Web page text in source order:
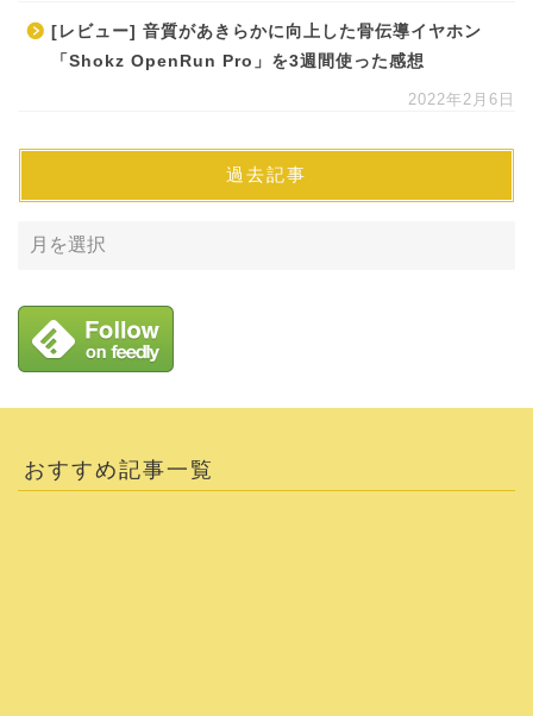
[レビュー] 音質があきらかに向上した骨伝導イヤホン
「Shokz OpenRun Pro」を3週間使った感想
2022年2月6日
過去記事
おすすめ記事一覧